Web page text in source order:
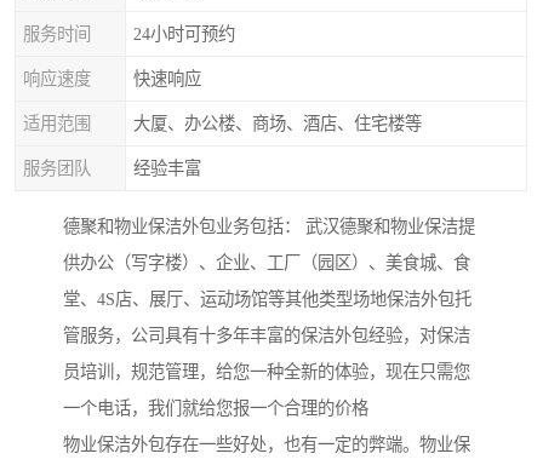
服务时间 24小时可预约
响应速度 快速响应
适用范围 大厦、办公楼、商场、酒店、住宅楼等
服务团队 经验丰富
德聚和物业保洁外包业务包括： 武汉德聚和物业保洁提
供办公（写字楼）、企业、工厂（园区）、美食城、食
堂、4S店、展厅、运动场馆等其他类型场地保洁外包托
管服务，公司具有十多年丰富的保洁外包经验，对保洁
员培训，规范管理，给您一种全新的体验，现在只需您
一个电话，我们就给您报一个合理的价格
物业保洁外包存在一些好处，也有一定的弊端。物业保